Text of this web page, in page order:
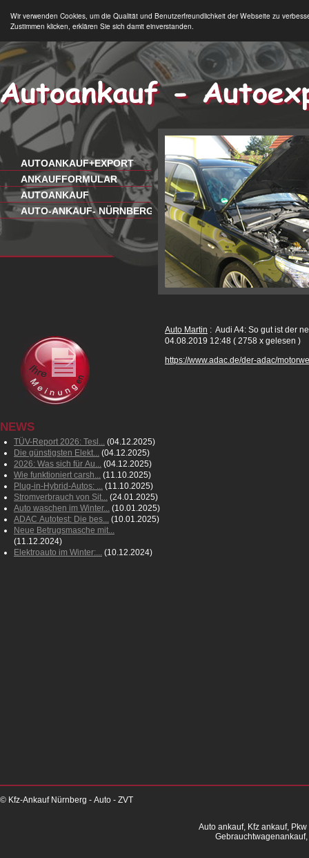
Wir verwenden Cookies, um die Qualität und Benutzerfreundlichkeit der Webseite zu
Zustimmen klicken, erklären Sie sich damit einverstanden.
AUTOANKAUF+EXPORT
ANKAUFFORMULAR
AUTOANKAUF
AUTO-ANKAUF- NÜRNBERG
NEWS
TÜV-Report 2026: Tesl... (04.12.2025)
Die günstigsten Elekt... (04.12.2025)
2026: Was sich für Au... (04.12.2025)
Wie funktioniert carsh... (11.10.2025)
Plug-in-Hybrid-Autos: ... (11.10.2025)
Stromverbrauch von Sit... (24.01.2025)
Auto waschen im Winter... (10.01.2025)
ADAC Autotest: Die bes... (10.01.2025)
Neue Betrugsmasche mit...
(11.12.2024)
Elektroauto im Winter:... (10.12.2024)
Auto Martin : Audi A4: So gut ist der
04.08.2019 12:48 ( 2758 x gelesen )
https://www.adac.de/der-adac/
© Kfz-Ankauf Nürnberg - Auto - ZVT
Auto ankauf, Kfz ankauf,